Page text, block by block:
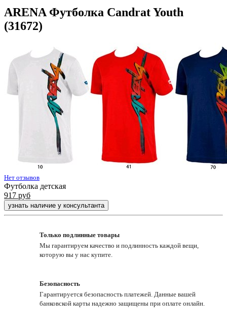
ARENA Футболка Candrat Youth
(31672)
Нет отзывов
Футболка детская
917 руб
узнать наличие у консультанта
Только подлинные товары
Мы гарантируем качество и подлинность каждой вещи,
которую вы у нас купите.
Безопасность
Гарантируется безопасность платежей. Данные вашей
банковской карты надежно защищены при оплате онлайн.